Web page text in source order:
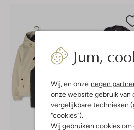
Jum,
Wij, en onze negen
onze website gebruik van
vergelijkbare technieken
"cookies").
Wij gebruiken cookies om